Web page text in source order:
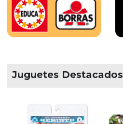
Juguetes Destacados